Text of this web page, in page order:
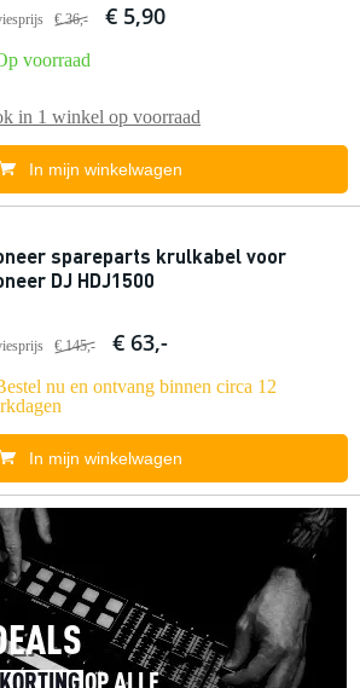
€ 36,- € 5,90
voorraad
in 1 winkel op voorraad
In mijn winkelwagen
spareparts krulkabel voor
DJ HDJ1500
€ 145,- € 63,-
nu en ontvang binnen circa 12
In mijn winkelwagen